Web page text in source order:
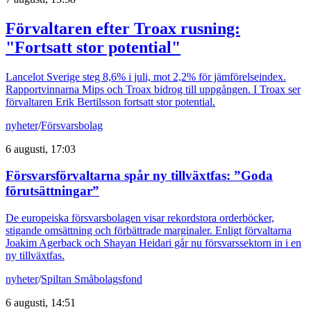
Förvaltaren efter Troax rusning:
"Fortsatt stor potential"
Lancelot Sverige steg 8,6% i juli, mot 2,2% för jämförelseindex.
Rapportvinnarna Mips och Troax bidrog till uppgången. I Troax ser
förvaltaren Erik Bertilsson fortsatt stor potential.
nyheter/Försvarsbolag
6 augusti, 17:03
Försvarsförvaltarna spår ny tillväxtfas: ”Goda
förutsättningar”
De europeiska försvarsbolagen visar rekordstora orderböcker,
stigande omsättning och förbättrade marginaler. Enligt förvaltarna
Joakim Agerback och Shayan Heidari går nu försvarssektorn in i en
ny tillväxtfas.
nyheter/Spiltan Småbolagsfond
6 augusti, 14:51